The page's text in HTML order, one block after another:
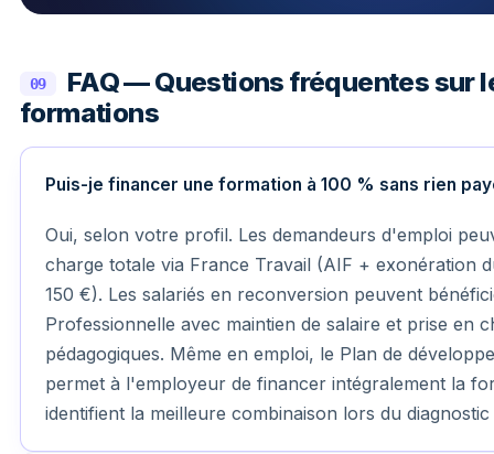
09
FAQ — Questions fréquentes sur
formations
Puis-je financer une formation à 100 % sans rien
Oui, selon votre profil. Les demandeurs d'emploi
charge totale via France Travail (AIF + exonération
150 €). Les salariés en reconversion peuvent
Professionnelle avec maintien de salaire et prise en
pédagogiques. Même en emploi, le Plan de
permet à l'employeur de financer intégralement la
identifient la meilleure combinaison lors du